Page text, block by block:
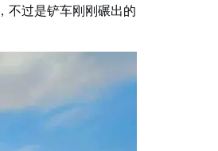
不过是铲车刚刚碾出的